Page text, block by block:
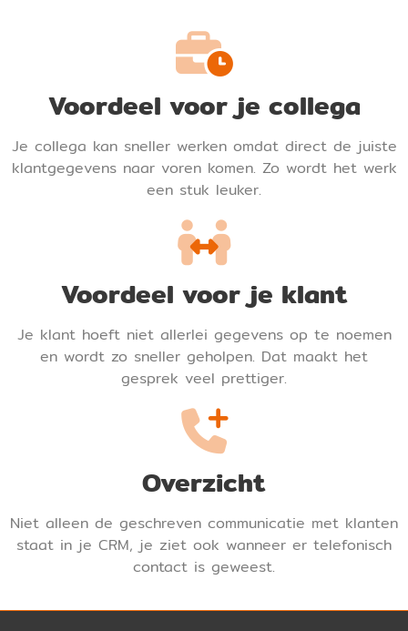
Voordeel voor je collega
Je collega kan sneller werken omdat direct de juiste
klantgegevens naar voren komen. Zo wordt het werk
een stuk leuker.
Voordeel voor je klant
Je klant hoeft niet allerlei gegevens op te noemen
en wordt zo sneller geholpen. Dat maakt het
gesprek veel prettiger.
Overzicht
Niet alleen de geschreven communicatie met klanten
staat in je CRM, je ziet ook wanneer er telefonisch
contact is geweest.